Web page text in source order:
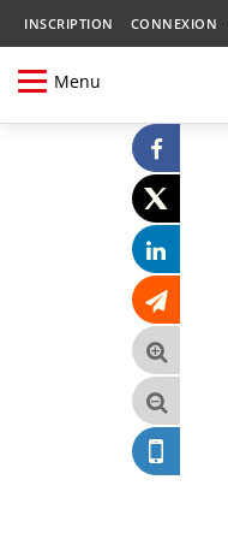
INSCRIPTION CONNEXION
Menu